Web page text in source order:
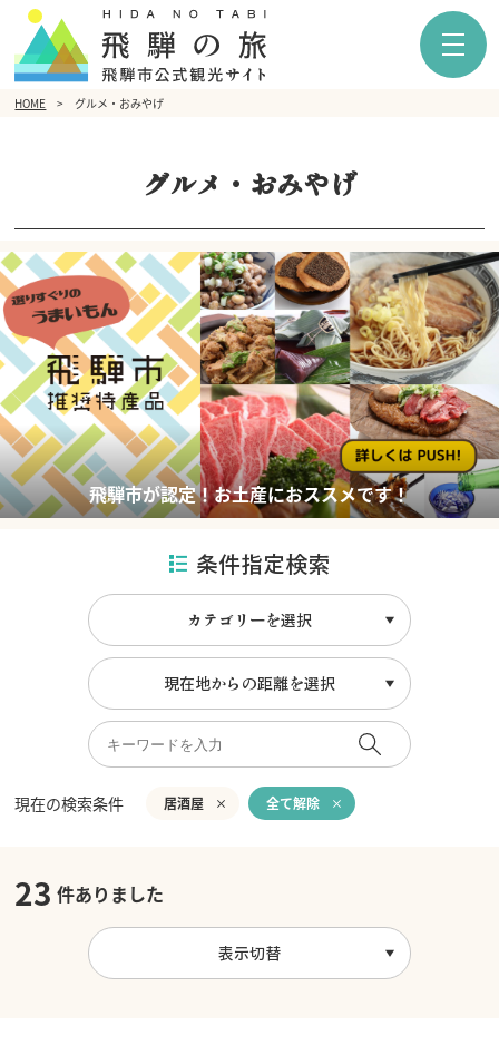
HOME グルメ・おみやげ
グルメ・おみやげ
飛騨市が認定！お土産におススメです！
条件指定検索
カテゴリーを選択
現在地からの距離を選択
現在の検索条件 居酒屋 全て解除
23 件ありました
表示切替